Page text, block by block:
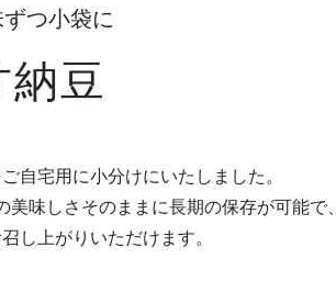
つ小袋に
納豆
自宅用に小分けにいたしました。
味しさそのままに長期の保存が可能で、
し上がりいただけます。